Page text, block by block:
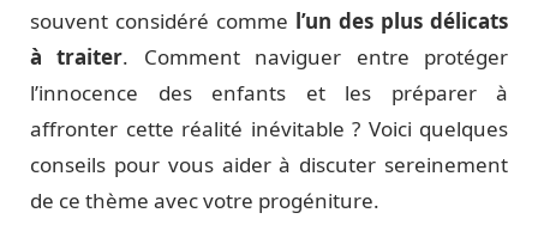
souvent considéré comme l’un des plus délicats
à traiter. Comment naviguer entre protéger
l’innocence des enfants et les préparer à
affronter cette réalité inévitable ? Voici quelques
conseils pour vous aider à discuter sereinement
de ce thème avec votre progéniture.